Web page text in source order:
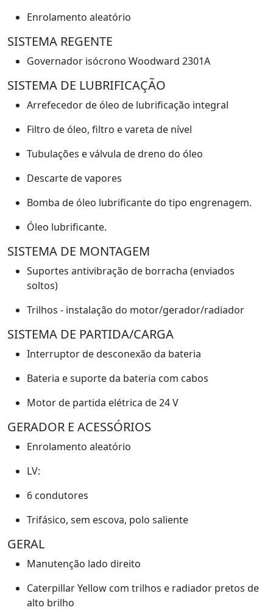
Enrolamento aleatório
SISTEMA REGENTE
Governador isócrono Woodward 2301A
SISTEMA DE LUBRIFICAÇÃO
Arrefecedor de óleo de lubrificação integral
Filtro de óleo, filtro e vareta de nível
Tubulações e válvula de dreno do óleo
Descarte de vapores
Bomba de óleo lubrificante do tipo engrenagem.
Óleo lubrificante.
SISTEMA DE MONTAGEM
Suportes antivibração de borracha (enviados
soltos)
Trilhos - instalação do motor/gerador/radiador
SISTEMA DE PARTIDA/CARGA
Interruptor de desconexão da bateria
Bateria e suporte da bateria com cabos
Motor de partida elétrica de 24 V
GERADOR E ACESSÓRIOS
Enrolamento aleatório
LV:
6 condutores
Trifásico, sem escova, polo saliente
GERAL
Manutenção lado direito
Caterpillar Yellow com trilhos e radiador pretos de
alto brilho